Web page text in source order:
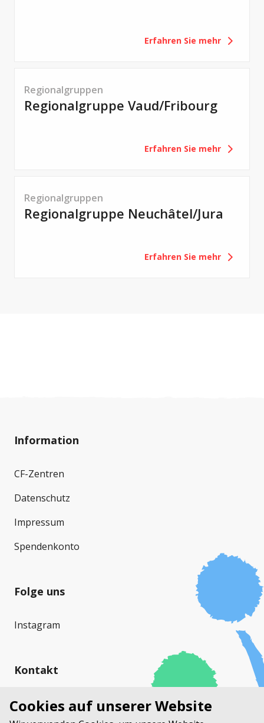
Erfahren Sie mehr
Regionalgruppen
Regionalgruppe Vaud/Fribourg
Erfahren Sie mehr
Regionalgruppen
Regionalgruppe Neuchâtel/Jura
Erfahren Sie mehr
Information
CF-Zentren
Datenschutz
Impressum
Spendenkonto
Folge uns
Instagram
Kontakt
Cystische Fibrose Schweiz (CFS)
Stauffacherstrasse 17a
Cookies auf unserer Website